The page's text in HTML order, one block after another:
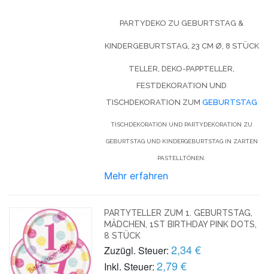
PARTYDEKO ZU GEBURTSTAG &
KINDERGEBURTSTAG, 23 CM Ø, 8 STÜCK
TELLER, DEKO-PAPPTELLER,
FESTDEKORATION UND
TISCHDEKORATION ZUMGEBURTSTAG
TISCHDEKORATION UND PARTYDEKORATION ZU
GEBURTSTAG UND KINDERGEBURTSTAG IN ZARTEN
PASTELLTÖNEN.
Mehr erfahren
PARTYTELLER ZUM 1. GEBURTSTAG,
MÄDCHEN, 1ST BIRTHDAY PINK DOTS,
8 STÜCK
Zuzügl. Steuer: 2,34 €
Inkl. Steuer: 2,79 €